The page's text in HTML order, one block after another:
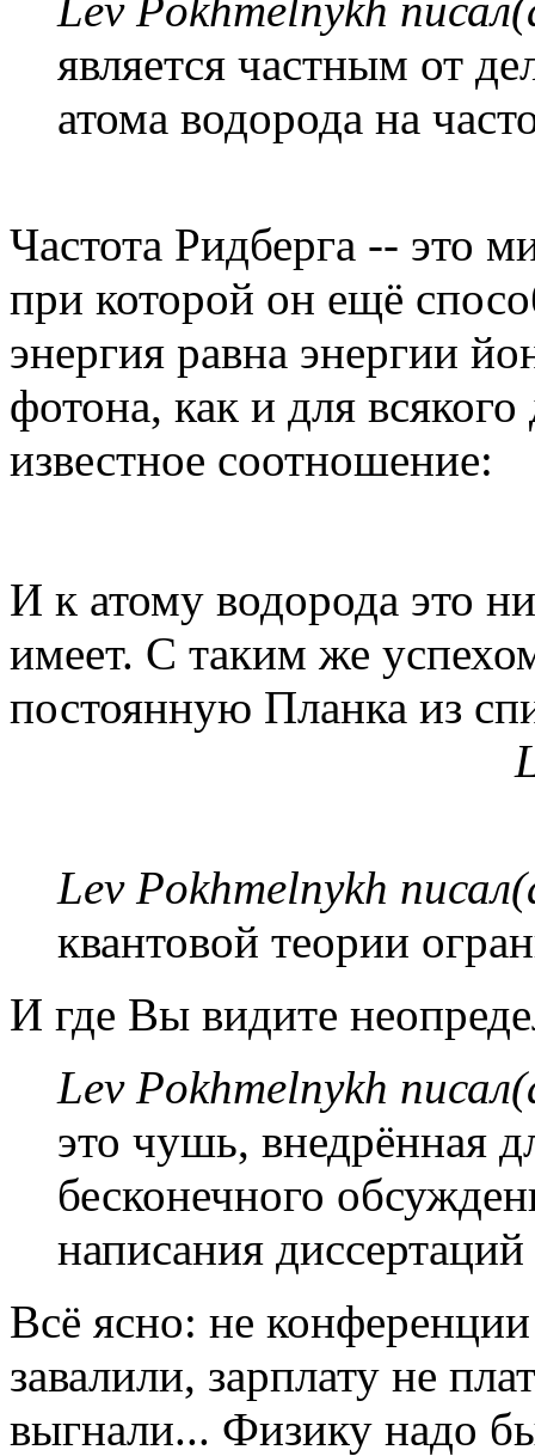
является частным от
атома водорода на
Частота Ридберга -- это
при которой он ещё
энергия равна энергии
фотона, как и для
известное соотношение:
И к атому водорода это
имеет. С таким же
постоянную Планка из
Lev Pokhmelnykh
квантовой теории
И где Вы видите
Lev Pokhmelnykh
это чушь, внедрённая
бесконечного
написания
Всё ясно: не
завалили, зарплату не
выгнали... Физику надо